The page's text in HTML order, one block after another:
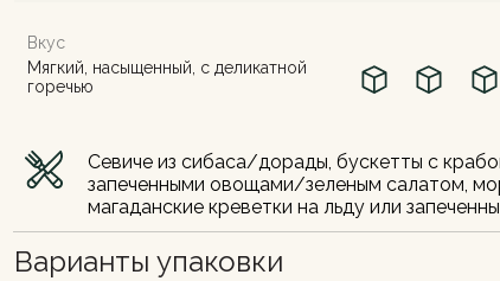
Вкус
Мягкий, насыщенный, с деликатной
горечью
Варианты упаковки
Cевиче из сибаса/дорады, бускетты с
запеченными овощами/зеленым салатом,
магаданские креветки на льду или